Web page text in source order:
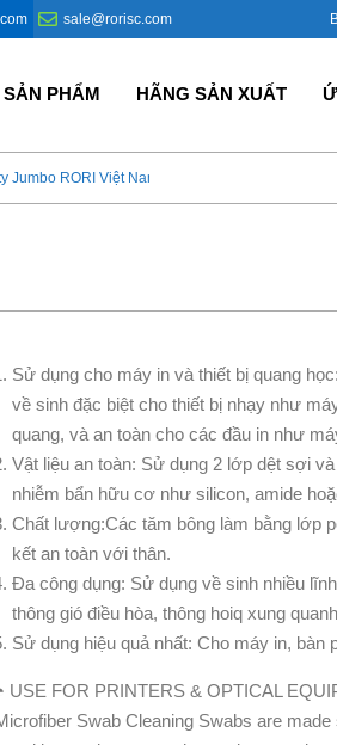
sale@rorisc.com
SẢN PHẨM HÃNG SẢN XUẤT
Jumbo RORI Việt Nam? Bao Jumbo
Sử dụng cho máy in và thiết bị quang
về sinh đặc biệt cho thiết bị nhạy như
quang, và an toàn cho các đầu in như
Vật liệu an toàn: Sử dụng 2 lớp dệt sợi
nhiễm bẩn hữu cơ như silicon, amide
Chất lượng:Các tăm bông làm bằng lớp
kết an toàn với thân.
Đa công dụng: Sử dụng về sinh nhiều
thông gió điều hòa, thông hoiq xung
Sử dụng hiệu quả nhất: Cho máy in, bàn
◔ USE FOR PRINTERS & OPTICAL
Swab Cleaning Swabs are